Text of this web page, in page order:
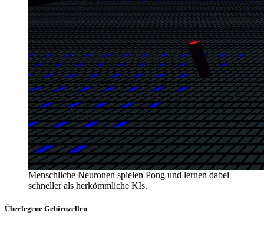
Menschliche Neuronen spielen Pong und lernen dabei
schneller als herkömmliche KIs.
Überlegene Gehirnzellen